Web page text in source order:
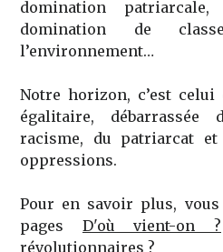
domination
domination de
l’environnement…
Notre horizon, c’est celui
égalitaire, débarrassée
racisme, du patriarcat
oppressions.
Pour en savoir plus,
pages D'où vient-on ?
révolutionnaires ?